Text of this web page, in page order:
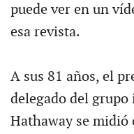
puede ver en un
esa revista.
A sus 81 años, el
delegado del
Hathaway se midió